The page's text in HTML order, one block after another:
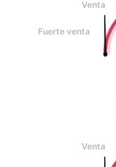
Venta
Fuerte venta
Venta